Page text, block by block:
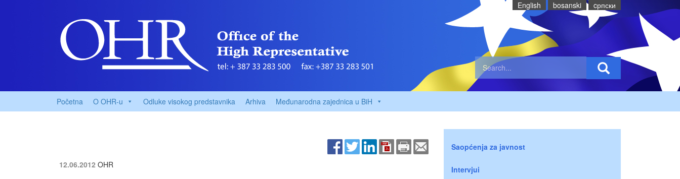
English bosanski cрпски
Početna O OHR-u Odluke visokog predstavnika Arhiva Međunarodna zajednica u BiH
12.06.2012 OHR
Saopćenja za javnost
Intervjui